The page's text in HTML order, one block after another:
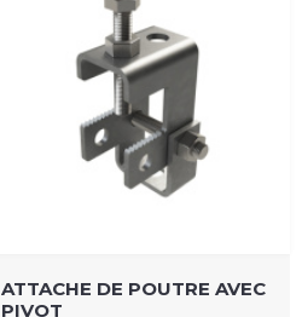
ATTACHE DE POUTRE AVEC
PIVOT